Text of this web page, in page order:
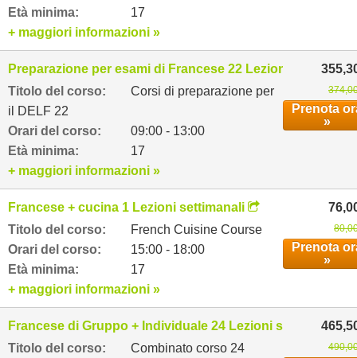
Età minima:
17
+ maggiori informazioni »
Preparazione per esami di Francese 22 Lezioni settimanali
Titolo del corso:
Corsi di preparazione per
il DELF 22
Orari del corso:
09:00 - 13:00
Età minima:
17
Prenota
»
+ maggiori informazioni »
Francese + cucina 1 Lezioni settimanali
Titolo del corso:
French Cuisine Course
Orari del corso:
15:00 - 18:00
Età minima:
17
Prenota
»
+ maggiori informazioni »
Francese di Gruppo + Individuale 24 Lezioni settimanali
Titolo del corso:
Combinato corso 24